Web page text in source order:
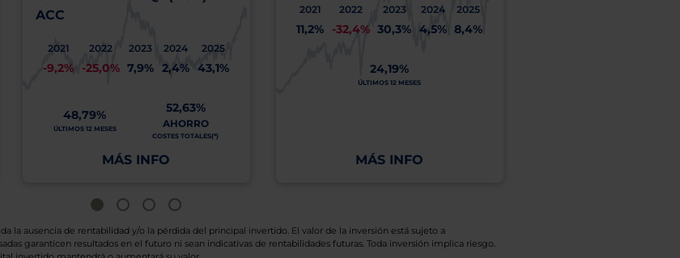
ACC
2021
-9,2%
2022
-25,0%
2023
7,9%
2024
2,4%
2025
43,1%
48,79%
ÚLTIMOS 12 MESES
52,63%
AHORRO
COSTES TOTALES(*)
MÁS INFO
2021
11,2%
2022
-32,4%
2023
30,3%
2024
4,5%
2025
8,4%
24,19%
ÚLTIMOS 12 MESES
MÁS INFO
la ausencia de rentabilidad y/o la pérdida del principal invertido. El valor de la inversión está sujeto a
garanticen resultados en el futuro ni sean indicativas de rentabilidades futuras. Toda inversión implica riesgo.